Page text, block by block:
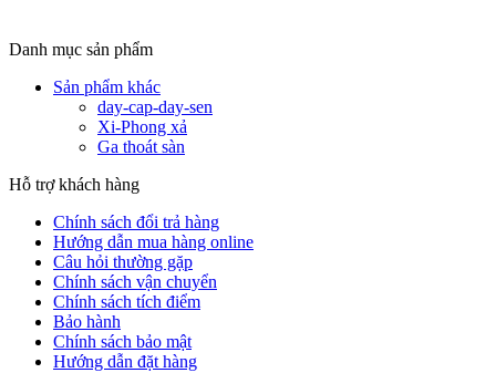
Danh mục sản phẩm
Sản phẩm khác
day-cap-day-sen
Xi-Phong xả
Ga thoát sàn
Hỗ trợ khách hàng
Chính sách đổi trả hàng
Hướng dẫn mua hàng online
Câu hỏi thường gặp
Chính sách vận chuyển
Chính sách tích điểm
Bảo hành
Chính sách bảo mật
Hướng dẫn đặt hàng